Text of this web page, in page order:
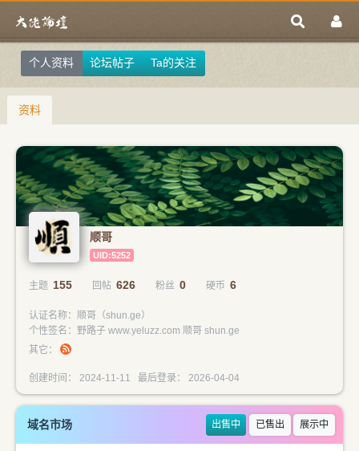
个人资料 论坛帖子 Ta的关注
资料
顺哥
UID:5252
主题 155 回帖 626 粉丝 0 硬币 6
认证名称：顺哥（shun.ge）
个性签名：野路子 www.yeluzz.com 顺哥 shun.ge
其它：
创建时间： 2024-11-11 最后登录： 2026-04-04
域名市场 出售中 已售出 展示中